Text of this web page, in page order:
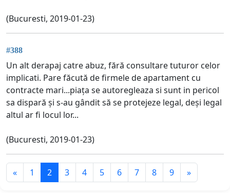
(Bucuresti, 2019-01-23)
#388
Un alt derapaj catre abuz, fără consultare tuturor celor
implicati. Pare făcută de firmele de apartament cu
contracte mari...piața se autoregleaza si sunt in pericol
sa dispară și s-au gândit să se protejeze legal, deși legal
altul ar fi locul lor...
(Bucuresti, 2019-01-23)
« 1 2 3 4 5 6 7 8 9 »